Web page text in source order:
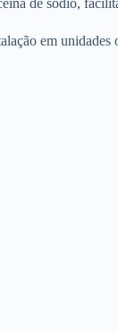
de sódio,
em unidades